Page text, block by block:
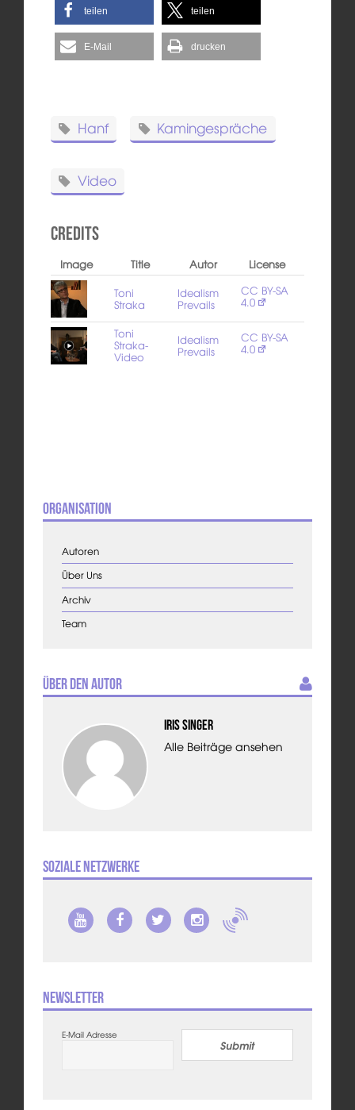
teilen teilen
E-Mail drucken
Hanf Kamingespräche
Video
Credits
Image Title Autor
License
Toni
Straka
Idealism
Prevails
CC BY-SA
4.0
Toni
Straka-
Video
Idealism
Prevails
CC BY-SA
4.0
Organisation
Autoren
Über Uns
Archiv
Team
Über den Autor
Iris Singer
Alle Beiträge ansehen
Soziale Netzwerke
Newsletter
E-Mail Adresse
Submit